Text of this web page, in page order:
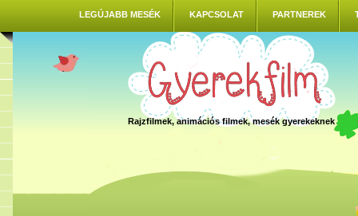
LEGÚJABB MESÉK KAPCSOLAT PARTNEREK
Rajzfilmek, animációs filmek, mesék gyerekeknek